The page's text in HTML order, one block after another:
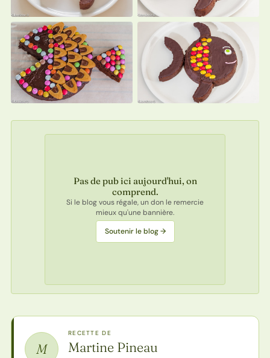
Pas de pub ici aujourd'hui, on
comprend.
Si le blog vous régale, un don le remercie
mieux qu'une bannière.
Soutenir le blog →
M
RECETTE DE
Martine Pineau